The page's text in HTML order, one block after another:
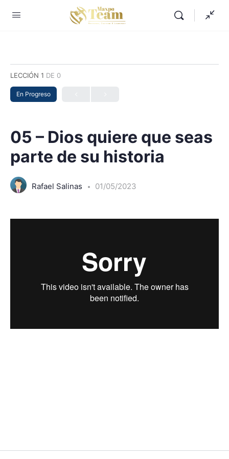
LECCIÓN 1 DE 0
En Progreso
05 – Dios quiere que seas
parte de su historia
Rafael Salinas 01/05/2023